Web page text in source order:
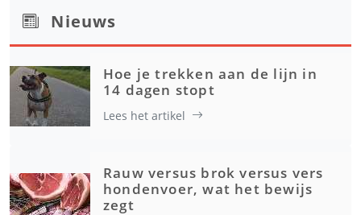
Nieuws
Hoe je trekken aan de lijn in
14 dagen stopt
Lees het artikel
Rauw versus brok versus vers
hondenvoer, wat het bewijs
zegt